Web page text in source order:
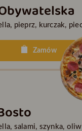
pieprz, kurczak,
Zamów
salami, szynka,